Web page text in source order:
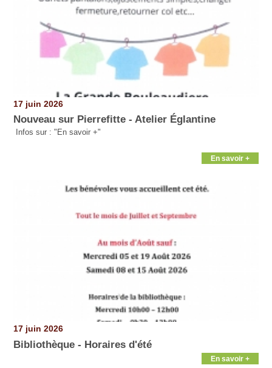
17 juin 2026
Nouveau sur Pierrefitte - Atelier Églantine
Infos sur : "En savoir +"
En savoir +
17 juin 2026
Bibliothèque - Horaires d'été
En savoir +